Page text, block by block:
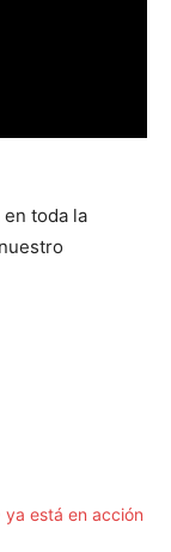
toda la
ya está en acción